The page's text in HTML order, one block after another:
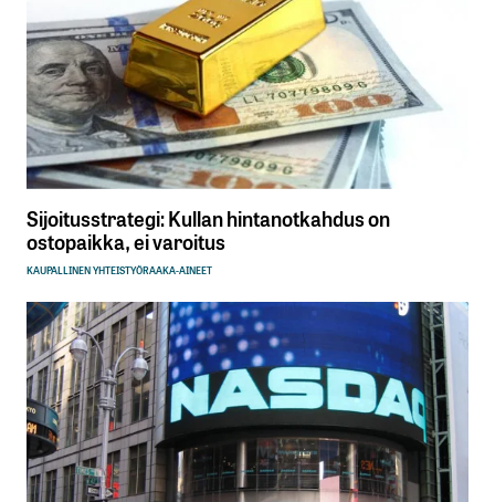
Sijoitusstrategi: Kullan hintanotkahdus on
ostopaikka, ei varoitus
KAUPALLINEN YHTEISTYÖRAAKA-AINEET